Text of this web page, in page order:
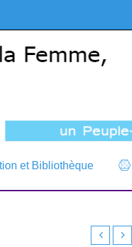
et Bibliothèque